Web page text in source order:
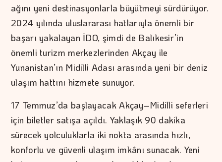
ağını yeni destinasyonlarla büyütmeyi sürdürüyor.
2024 yılında uluslararası hatlarıyla önemli bir
başarı yakalayan İDO, şimdi de Balıkesir’in
önemli turizm merkezlerinden Akçay ile
Yunanistan’ın Midilli Adası arasında yeni bir deniz
ulaşım hattını hizmete sunuyor.
17 Temmuz’da başlayacak Akçay–Midilli seferleri
için biletler satışa açıldı. Yaklaşık 90 dakika
sürecek yolculuklarla iki nokta arasında hızlı,
konforlu ve güvenli ulaşım imkânı sunacak. Yeni